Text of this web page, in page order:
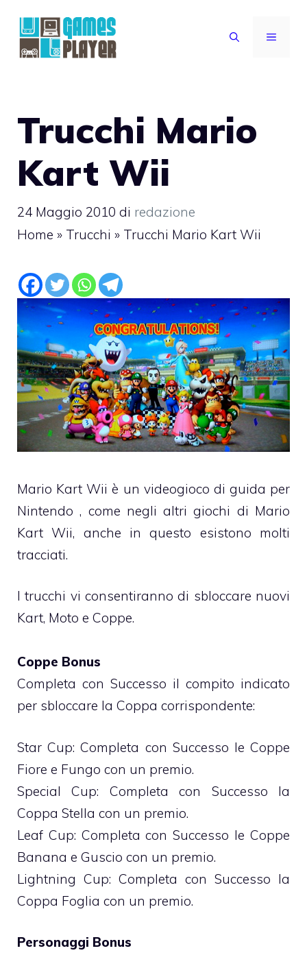
contenuto
MENU
Trucchi Mario
Kart Wii
24 Maggio 2010 di redazione
Home » Trucchi » Trucchi Mario Kart Wii
Mario Kart Wii è un videogioco di guida per
Nintendo , come negli altri giochi di Mario
Kart Wii, anche in questo esistono molti
tracciati.
I trucchi vi consentiranno di sbloccare nuovi
Kart, Moto e Coppe.
Coppe Bonus
Completa con Successo il compito indicato
per sbloccare la Coppa corrispondente:
Star Cup: Completa con Successo le Coppe
Fiore e Fungo con un premio.
Special Cup: Completa con Successo la
Coppa Stella con un premio.
Leaf Cup: Completa con Successo le Coppe
Banana e Guscio con un premio.
Lightning Cup: Completa con Successo la
Coppa Foglia con un premio.
Personaggi Bonus